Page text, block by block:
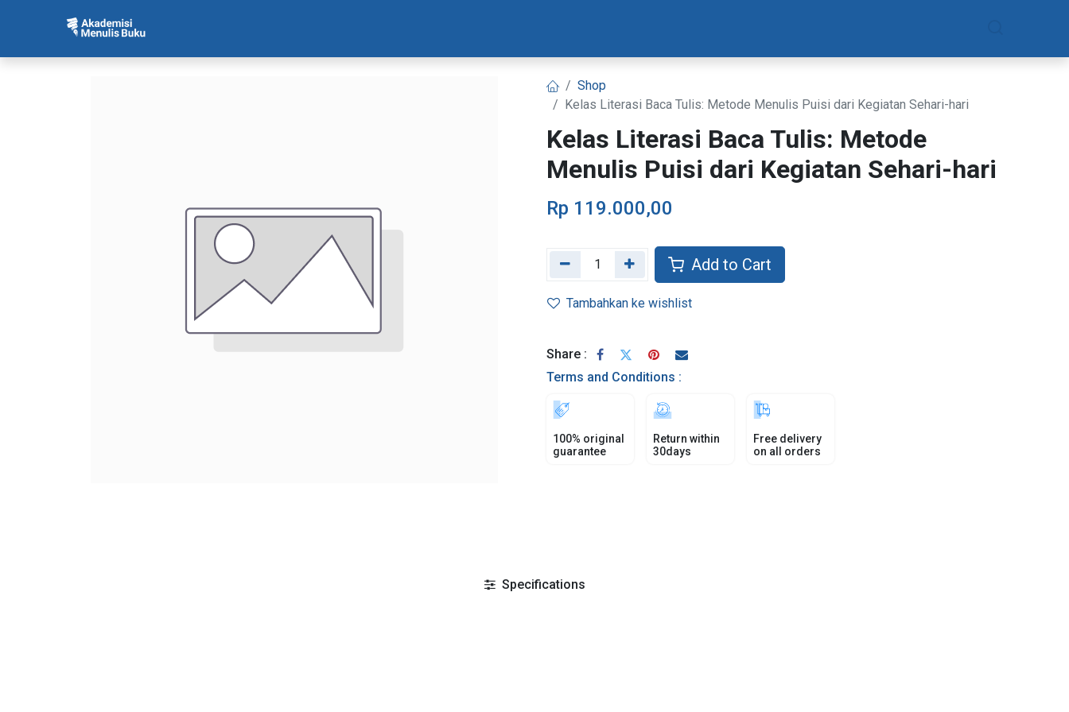
Shop
Kelas Literasi Baca Tulis: Metode Menulis Puisi dari Kegiatan Sehari-hari
Kelas Literasi Baca Tulis: Metode
Menulis Puisi dari Kegiatan Sehari-hari
Rp 119.000,00
Add to Cart
Tambahkan ke wishlist
Share :
Terms and Conditions :
100% original
guarantee
Return within
30days
Free delivery
on all orders
Specifications